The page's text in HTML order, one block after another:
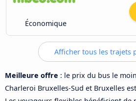
Économique
Afficher tous les trajets
Meilleure offre : le prix du bus le
Charleroi Bruxelles-Sud et Bruxelles